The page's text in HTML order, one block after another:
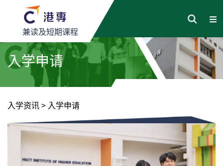
兼读及短期课程
入学申请
入学资讯> 入学申请